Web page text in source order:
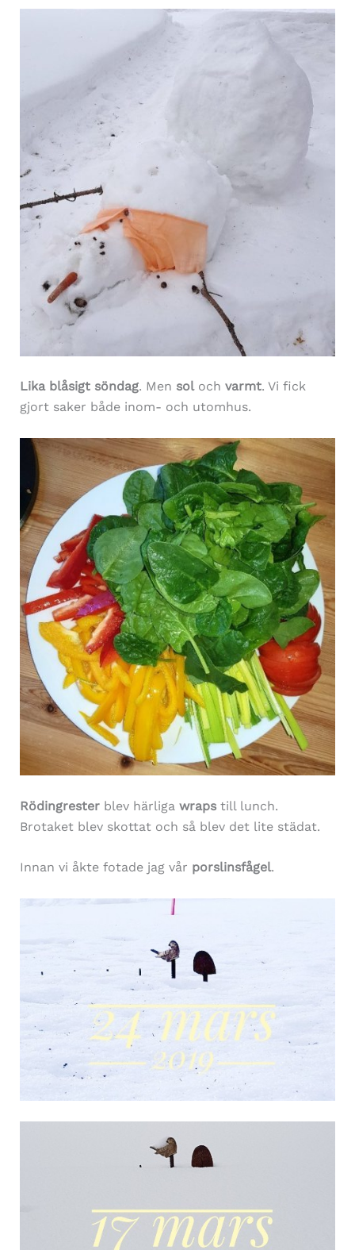
Lika blåsigt söndag. Men soloch varmt. Vi fick
gjort saker både inom- och utomhus.
Rödingresterblev härliga wrapstill lunch.
Brotaket blev skottat och så blev det lite städat.
Innan vi åkte fotade jag vår porslinsfågel.